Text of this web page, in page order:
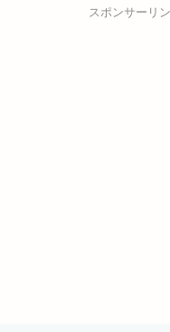
スポンサーリ